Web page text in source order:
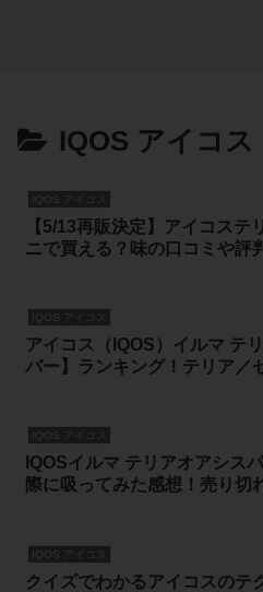
IQOS アイコス
IQOS アイコス
【5/13再販決定】アイコス
ニで買える？味の口コミや評
IQOS アイコス
アイコス（IQOS）イルマ テ
バー】ランキング！テリア／
IQOS アイコス
IQOSイルマ テリアオアシス
際に吸ってみた感想！売り切
IQOS アイコス
クイズでわかるアイコスのテ